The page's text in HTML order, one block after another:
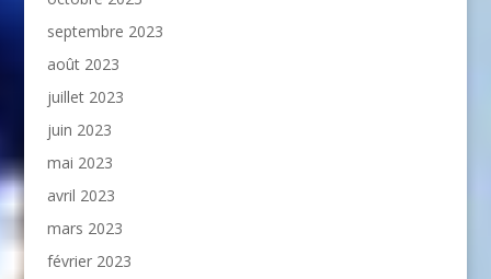
septembre 2023
août 2023
juillet 2023
juin 2023
mai 2023
avril 2023
mars 2023
février 2023